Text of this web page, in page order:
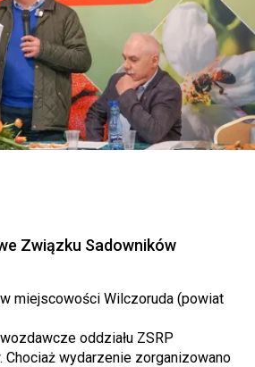
Związku Sadowników
miejscowości Wilczoruda (powiat
oddziału ZSRP
wydarzenie zorganizowano